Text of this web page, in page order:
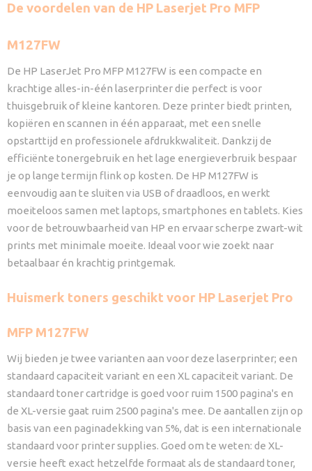
De voordelen van de HP Laserjet Pro MFP
M127FW
De HP LaserJet Pro MFP M127FW is een compacte en
krachtige alles-in-één laserprinter die perfect is voor
thuisgebruik of kleine kantoren. Deze printer biedt printen,
kopiëren en scannen in één apparaat, met een snelle
opstarttijd en professionele afdrukkwaliteit. Dankzij de
efficiënte tonergebruik en het lage energieverbruik bespaar
je op lange termijn flink op kosten. De HP M127FW is
eenvoudig aan te sluiten via USB of draadloos, en werkt
moeiteloos samen met laptops, smartphones en tablets. Kies
voor de betrouwbaarheid van HP en ervaar scherpe zwart-wit
prints met minimale moeite. Ideaal voor wie zoekt naar
betaalbaar én krachtig printgemak.
Huismerk toners geschikt voor HP Laserjet Pro
MFP M127FW
Wij bieden je twee varianten aan voor deze laserprinter; een
standaard capaciteit variant en een XL capaciteit variant. De
standaard toner cartridge is goed voor ruim 1500 pagina's en
de XL-versie gaat ruim 2500 pagina's mee. De aantallen zijn op
basis van een paginadekking van 5%, dat is een internationale
standaard voor printer supplies. Goed om te weten: de XL-
versie heeft exact hetzelfde formaat als de standaard toner,